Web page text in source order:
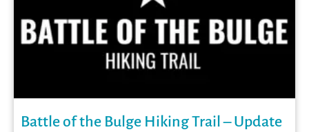
Battle of the Bulge Hiking Trail – Update